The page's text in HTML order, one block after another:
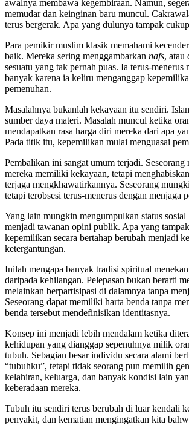
awalnya membawa kegembiraan. Namun,
memudar dan keinginan baru muncul.
terus bergerak. Apa yang dulunya tampak
Para pemikir muslim klasik memahami
baik. Mereka sering menggambarkan nafs, atau
sesuatu yang tak pernah puas. Ia terus-menerus
banyak karena ia keliru menganggap
pemenuhan.
Masalahnya bukanlah kekayaan itu sendiri.
sumber daya materi. Masalah muncul ketika
mendapatkan rasa harga diri mereka dari apa
Pada titik itu, kepemilikan mulai menguasai
Pembalikan ini sangat umum terjadi.
mereka memiliki kekayaan, tetapi
terjaga mengkhawatirkannya. Seseorang
tetapi terobsesi terus-menerus dengan menjaga
Yang lain mungkin mengumpulkan status sosial
menjadi tawanan opini publik. Apa yang
kepemilikan secara bertahap berubah menjadi
ketergantungan.
Inilah mengapa banyak tradisi spiritual
daripada kehilangan. Pelepasan bukan berarti
melainkan berpartisipasi di dalamnya tanpa
Seseorang dapat memiliki harta benda tanpa
benda tersebut mendefinisikan identitasnya.
Konsep ini menjadi lebih mendalam ketika
kehidupan yang dianggap sepenuhnya milik
tubuh. Sebagian besar individu secara alami
“tubuhku”, tetapi tidak seorang pun memilih
kelahiran, keluarga, dan banyak kondisi lain
keberadaan mereka.
Tubuh itu sendiri terus berubah di luar kendali
penyakit, dan kematian mengingatkan kita